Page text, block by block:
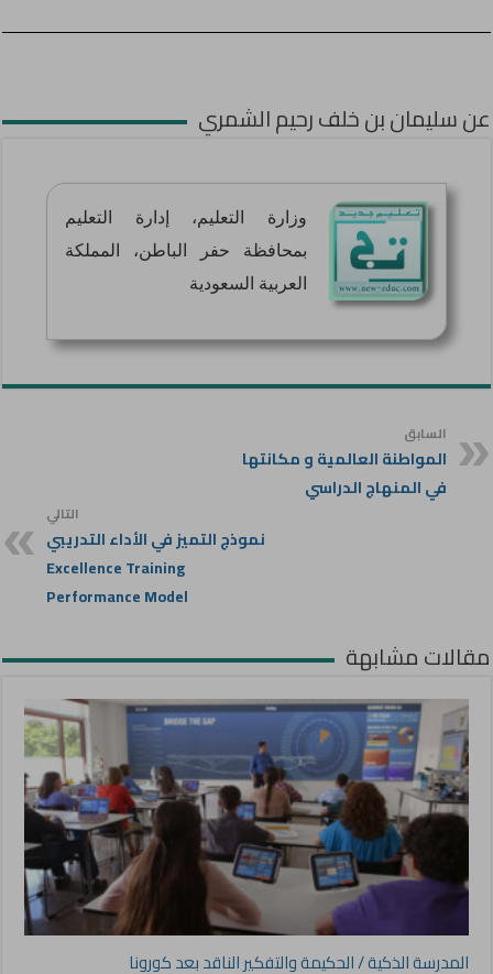
عن سليمان بن خلف رحيم الشمري
وزارة التعليم، إدارة التعليم
بمحافظة حفر الباطن، المملكة
العربية السعودية
السابق
المواطنة العالمية و مكانتها
في المنهاج الدراسي
التالي
نموذج التميز في الأداء التدريبي
Excellence Training
Performance Model
مقالات مشابهة
المدرسة الذكية / الحكيمة والتفكير الناقد بعد كورونا